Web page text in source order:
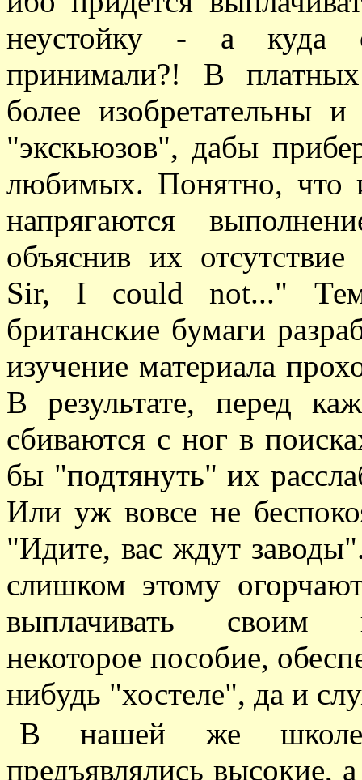
неустойку - а куда
принимали?! В
более изобретательны
"экскьюзов", дабы
любимых. Понятно, что
напрягаются
объяснив их
Sir, I could not..." Тем
британские бумаги
изучение материала
В результате, перед
сбиваются с ног в
бы "подтянуть" их
Или уж вовсе не
"Идите, вас ждут
слишком этому
выплачивать своим
некоторое пособие,
нибудь "хостеле", да и
В нашей же школе
предъявлялись высокие,